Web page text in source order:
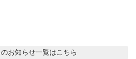
お知らせ一覧はこちら